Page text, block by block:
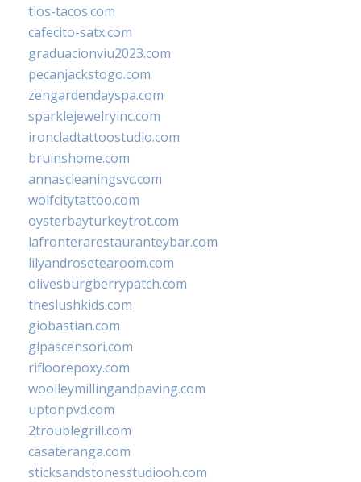
tios-tacos.com
cafecito-satx.com
graduacionviu2023.com
pecanjackstogo.com
zengardendayspa.com
sparklejewelryinc.com
ironcladtattoostudio.com
bruinshome.com
annascleaningsvc.com
wolfcitytattoo.com
oysterbayturkeytrot.com
lafronterarestauranteybar.com
lilyandrosetearoom.com
olivesburgberrypatch.com
theslushkids.com
giobastian.com
glpascensori.com
rifloorepoxy.com
woolleymillingandpaving.com
uptonpvd.com
2troublegrill.com
casateranga.com
sticksandstonesstudiooh.com